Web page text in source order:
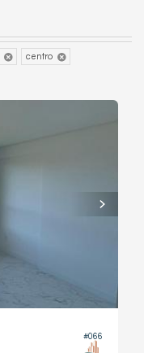
centro
#066